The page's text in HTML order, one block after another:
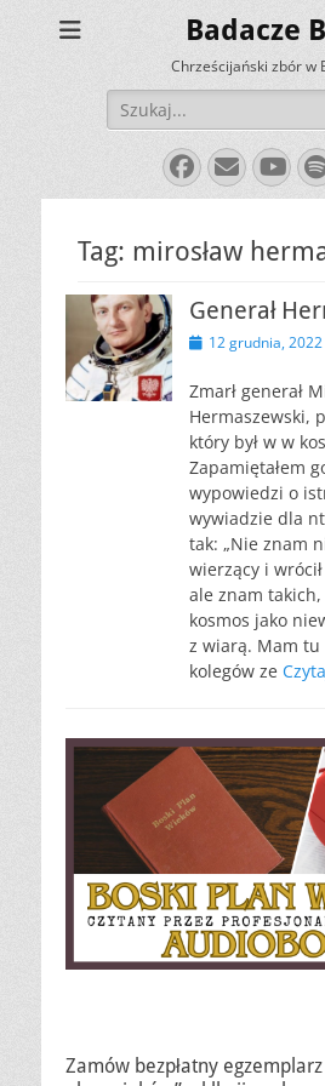
Badacze
Chrześcijański zbór w
Szukaj:
Facebook
E-
mail
Tag: mirosław
Generał
Opublikowano
12 grudnia, 2022
Zmarł generał
Hermaszewski,
który był w w
Zapamiętałem
wypowiedzi o
wywiadzie dla
tak: „Nie znam
wierzący i
ale znam
kosmos jako
z wiarą. Mam tu
kolegów ze
Zamów bezpłatny